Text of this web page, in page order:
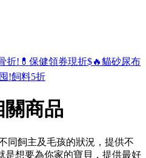
折! 💊保健領券現折$🔥貓砂尿布
!飼料5折
關商品
同飼主及毛孩的狀況，提供不
是想要為你家的寶貝，提供最好